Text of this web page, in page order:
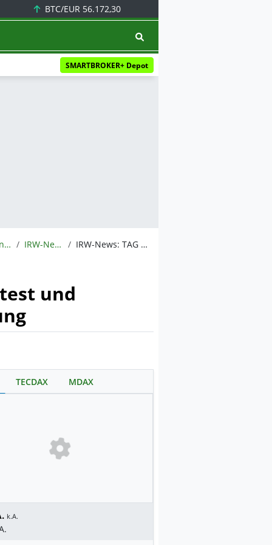
BTC/EUR 56.172,30
SMARTBROKER+ Depot
Meldungen IRW-News IRW-News: TAG Oil Ltd.: TAG Oil gibt Update zu Durchflusstest und Produktion bei der BED4-T100-Horizontalbohrung
und
TECDAX MDAX
k.A.